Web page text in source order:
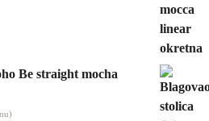
Be straight mocha